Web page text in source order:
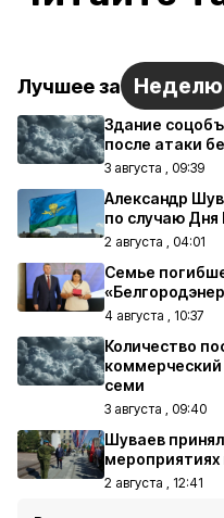
Лучшее за Неделю
Здание
после атаки
3 августа , 09:39
Александр
по случаю
2 августа , 04:01
Семье
4 августа , 10:37
Количество
коммерческий
семи
3 августа , 09:40
Шуваев
2 августа , 12:41